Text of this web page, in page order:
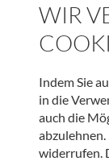
„Ich
WIR
Indem Sie
in die
auch die
widerrufen.